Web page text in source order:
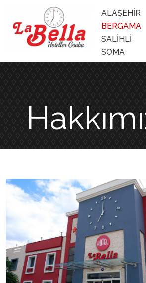
ALAŞEHİR
BERGAMA
SALİHLİ
SOMA